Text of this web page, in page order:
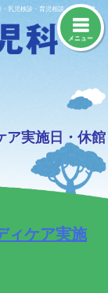
乳児検診・育児相談・予防接種
メニュー
ア実施日・休館
ィケア実施